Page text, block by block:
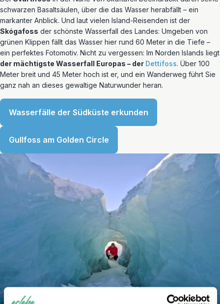
schwarzen Basaltsäulen, über die das Wasser herabfällt – ein
markanter Anblick. Und laut vielen Island-Reisenden ist der
Skógafoss der schönste Wasserfall des Landes: Umgeben von
grünen Klippen fällt das Wasser hier rund 60 Meter in die Tiefe –
ein perfektes Fotomotiv. Nicht zu vergessen: Im Norden Islands liegt
der mächtigste Wasserfall Europas – der Dettifoss. Über 100
Meter breit und 45 Meter hoch ist er, und ein Wanderweg führt Sie
ganz nah an dieses gewaltige Naturwunder heran.
Wasserfälle der Südküste erkunden
Gullfoss am Golden Circle